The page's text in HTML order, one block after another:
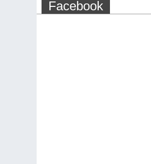
Facebook